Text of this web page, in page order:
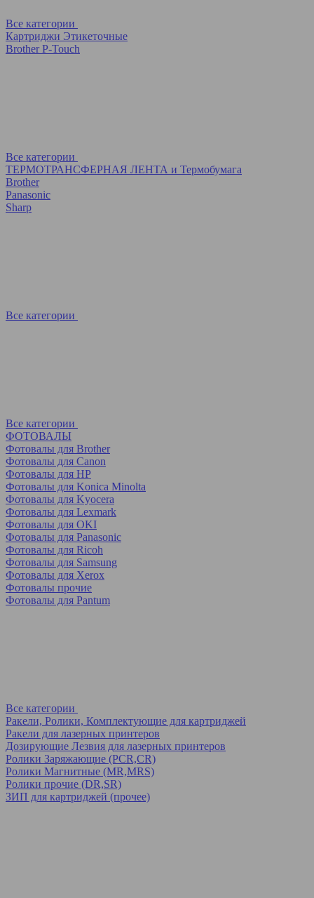
Все категории
Картриджи Этикеточные
Brother P-Touch
Все категории
ТЕРМОТРАНСФЕРНАЯ ЛЕНТА и Термобумага
Brother
Panasonic
Sharp
Все категории
Все категории
ФОТОВАЛЫ
Фотовалы для Brother
Фотовалы для Canon
Фотовалы для HP
Фотовалы для Koniсa Minolta
Фотовалы для Kyocera
Фотовалы для Lexmark
Фотовалы для OKI
Фотовалы для Panasonic
Фотовалы для Ricoh
Фотовалы для Samsung
Фотовалы для Xerox
Фотовалы прочие
Фотовалы для Pantum
Все категории
Ракели, Ролики, Комплектующие для картриджей
Ракели для лазерных принтеров
Дозирующие Лезвия для лазерных принтеров
Ролики Заряжающие (PCR,CR)
Ролики Магнитные (MR,MRS)
Ролики прочие (DR,SR)
ЗИП для картриджей (прочее)